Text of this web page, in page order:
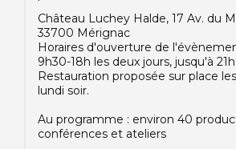
Château Luchey Halde, 17 Av. du
33700 Mérignac
Horaires d'ouverture de
9h30-18h les deux jours, jusqu'à
Restauration proposée sur place
lundi soir.
Au programme : environ 40
conférences et ateliers